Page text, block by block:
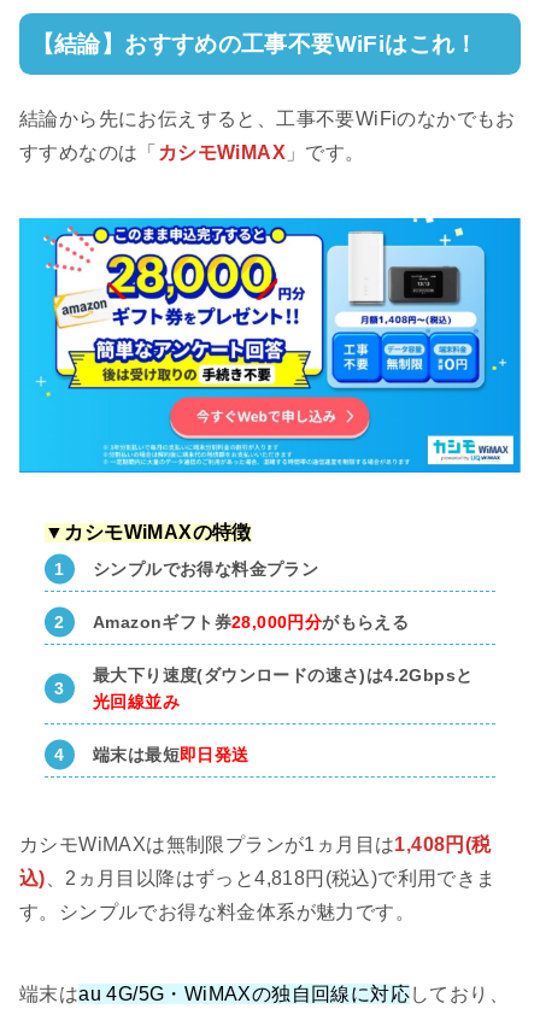
【結論】おすすめの工事不要WiFiはこれ！
結論から先にお伝えすると、工事不要WiFiのなかでもお
すすめなのは「 カシモWiMAX 」です。
▼カシモWiMAXの特徴
シンプルでお得な料金プラン
Amazonギフト券28,000円分がもらえる
最大下り速度(ダウンロードの速さ)は4.2Gbpsと
光回線並み
端末は最短即日発送
カシモWiMAXは無制限プランが1ヵ月目は1,408円(税
込) 、2ヵ月目以降はずっと4,818円(税込)で利用できま
す。シンプルでお得な料金体系が魅力です。
端末はau 4G/5G・WiMAXの独自回線に対応しており、